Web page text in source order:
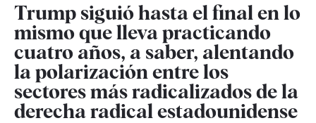
Trump siguió hasta el final en lo
mismo que lleva practicando
cuatro años, a saber, alentando
la polarización entre los
sectores más radicalizados de la
derecha radical estadounidense